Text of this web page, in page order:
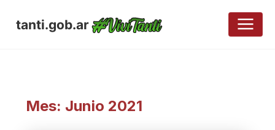
tanti.gob.ar
Mes: Junio 2021